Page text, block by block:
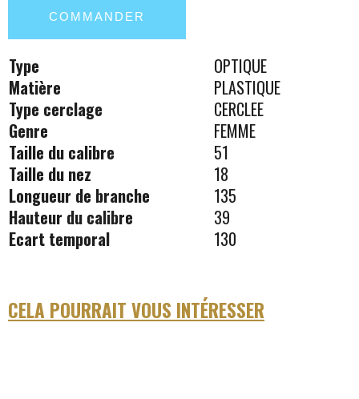
COMMANDER
Type
OPTIQUE
Matière
PLASTIQUE
Type cerclage
CERCLEE
Genre
FEMME
Taille du calibre
51
Taille du nez
18
Longueur de branche
135
Hauteur du calibre
39
Ecart temporal
130
CELA POURRAIT VOUS INTÉRESSER